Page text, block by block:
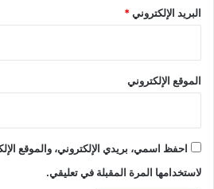
ل
ن
ئ
ي
البريد الإلكتروني*
الموقع الإلكتروني
احفظ اسمي، بريدي الإلكتروني، والموقع
لاستخدامها المرة المقبلة في تعليقي.